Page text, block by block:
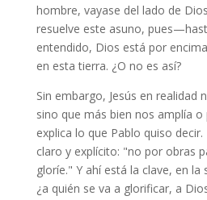
hombre, vayase del lado de
resuelve este asuno,
entendido, Dios está por
en esta tierra. ¿O no es así?
Sin embargo, Jesús en realidad
sino que más bien nos amplía
explica lo que Pablo quiso
claro y explícito: "no por obras
gloríe." Y ahí está la clave, en
¿a quién se va a glorificar, a